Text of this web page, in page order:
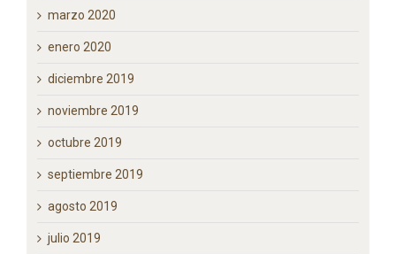
abril 2020
marzo 2020
enero 2020
diciembre 2019
noviembre 2019
octubre 2019
septiembre 2019
agosto 2019